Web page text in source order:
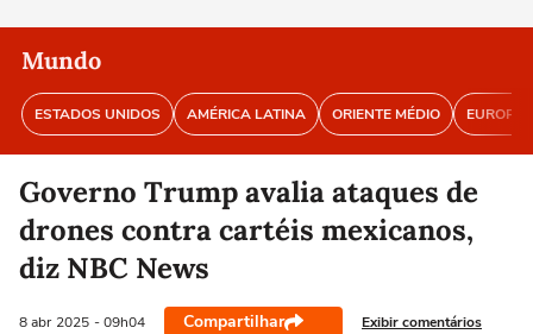
Mundo
ESTADOS UNIDOS AMÉRICA LATINA ORIENTE MÉDIO EUROPA
Governo Trump avalia ataques de
drones contra cartéis mexicanos,
diz NBC News
8 abr 2025 - 09h04 Compartilhar Exibir comentários